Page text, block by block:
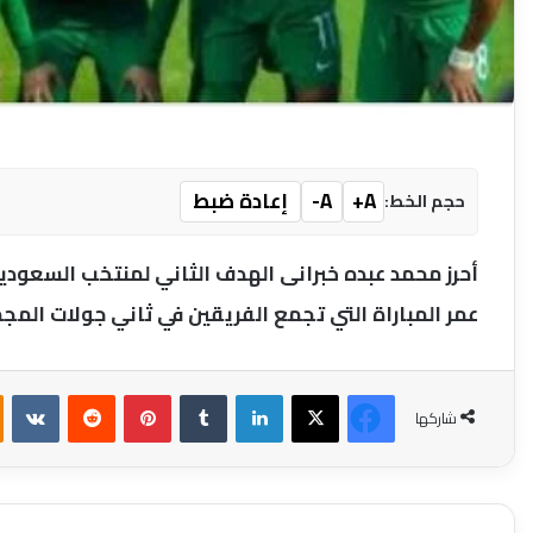
حجم الخط: A+
A-
إعادة ضبط
عمر المباراة التي تجمع الفريقين في ثاني جولات
شاركها
فيسبوك‫X لينكدإن بينتيريست